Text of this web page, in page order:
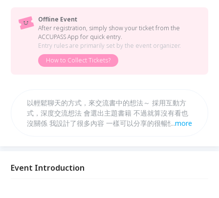
Offline Event
After registration, simply show your ticket from the
ACCUPASS App for quick entry.
Entry rules are primarily set by the event organizer.
How to Collect Tickets?
以輕鬆聊天的方式，來交流書中的想法～ 採用互動方
式，深度交流想法 會選出主題書籍 不過就算沒有看也
沒關係 我設計了很多內容 一樣可以分享的很暢快 愛看
...more
Event Introduction